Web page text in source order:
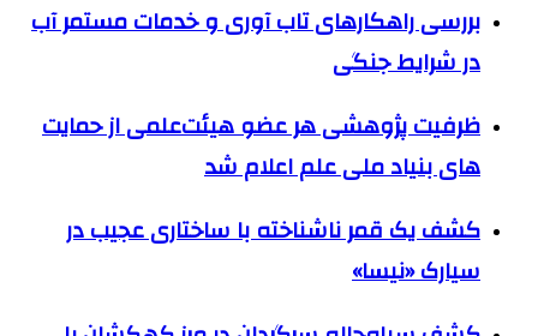
بررسی راهکارهای تاب آوری و خدمات مستمر آب
در شرایط جنگی
ظرفیت پژوهشی هر عضو هیئت‌علمی از حمایت
های بنیاد ملی علم اعلام شد
کشف یک قمر ناشناخته با ساختاری عجیب در
سیارک «نیسا»